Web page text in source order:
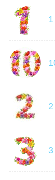
1
2
3